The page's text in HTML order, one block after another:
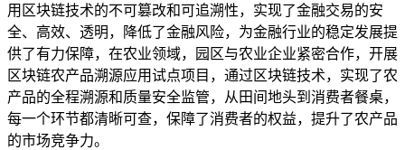
用区块链技术的不可篡改和可追溯性，实现了金融交易的安
全、高效、透明，降低了金融风险，为金融行业的稳定发展提
供了有力保障，在农业领域，园区与农业企业紧密合作，开展
区块链农产品溯源应用试点项目，通过区块链技术，实现了农
产品的全程溯源和质量安全监管，从田间地头到消费者餐桌，
每一个环节都清晰可查，保障了消费者的权益，提升了农产品
的市场竞争力。